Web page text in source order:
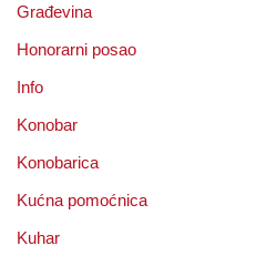
Građevina
Honorarni posao
Info
Konobar
Konobarica
Kućna pomoćnica
Kuhar